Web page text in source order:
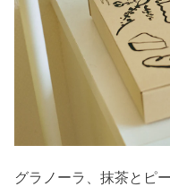
グラノーラ、抹茶とピ